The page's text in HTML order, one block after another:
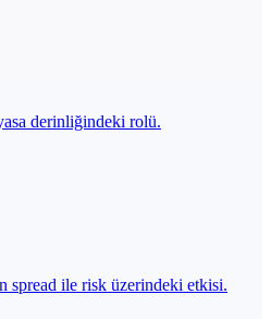
derinliğindeki rolü.
spread ile risk üzerindeki etkisi.